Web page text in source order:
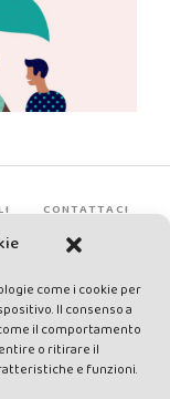
come i cookie per
Il consenso a
il comportamento
o ritirare il
e funzioni.
CONTATTACI